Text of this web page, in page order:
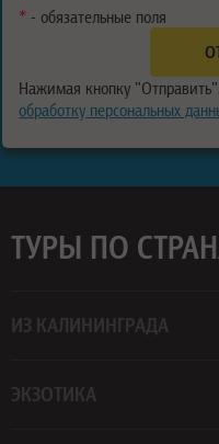
* - обязательные поля
Нажимая кнопку
обработку персональных
ТУРЫ ПО
ИЗ КАЛИНИНГРАДА
ЭКЗОТИКА